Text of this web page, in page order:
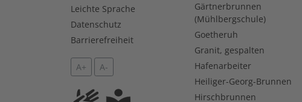
Leichte Sprache
Datenschutz
Barrierefreiheit
A+ A-
Gärtnerbrunnen
(Mühlbergschule)
Goetheruh
Granit, gespalten
Hafenarbeiter
Heiliger-Georg-Brunnen
Hirschbrunnen